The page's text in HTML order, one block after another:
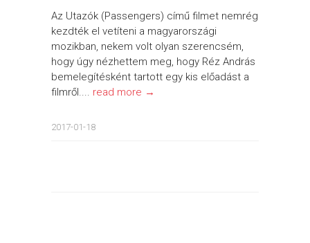
Az Utazók (Passengers) című filmet nemrég
kezdték el vetíteni a magyarországi
mozikban, nekem volt olyan szerencsém,
hogy úgy nézhettem meg, hogy Réz András
bemelegítésként tartott egy kis előadást a
filmről.... read more →
2017-01-18